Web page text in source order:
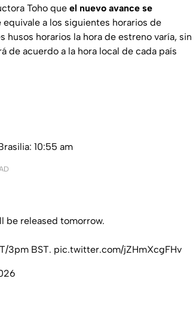
Toho que el nuevo avance se
equivale a los siguientes horarios de
horarios la hora de estreno varía, sin
de acuerdo a la hora local de cada país
10:55 am
be released tomorrow.
3pm BST. pic.twitter.com/jZHmXcgFHv